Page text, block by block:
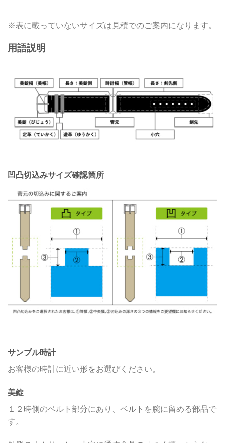
※表に載っていないサイズは見積でのご案内になります。
用語説明
凹凸切込みサイズ確認箇所
サンプル時計
お客様の時計に近い形をお選びください。
美錠
１２時側のベルト部分にあり、ベルトを腕に留める部品で
す。